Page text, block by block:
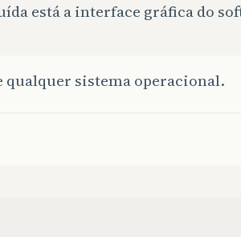
está a interface gráfica do
qualquer sistema operacional.